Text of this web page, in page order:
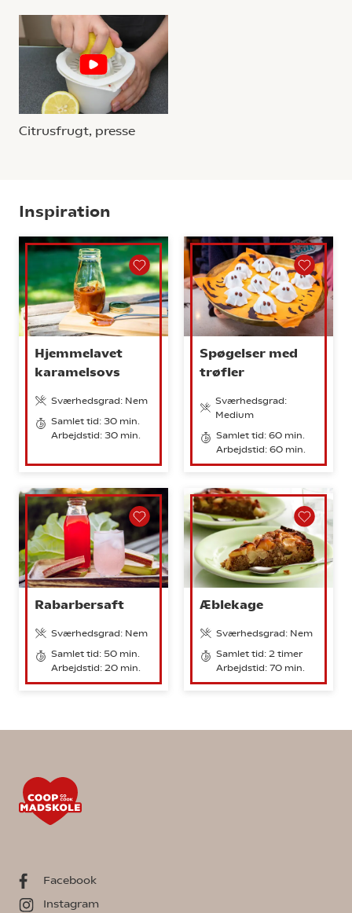
Citrusfrugt, presse
Inspiration
Hjemmelavet
karamelsovs
Sværhedsgrad: Nem
Samlet tid: 30 min.
Arbejdstid: 30 min.
Spøgelser med
trøfler
Sværhedsgrad:
Medium
Samlet tid: 60 min.
Arbejdstid: 60 min.
Rabarbersaft
Sværhedsgrad: Nem
Samlet tid: 50 min.
Arbejdstid: 20 min.
Æblekage
Sværhedsgrad: Nem
Samlet tid: 2 timer
Arbejdstid: 70 min.
Facebook
Instagram